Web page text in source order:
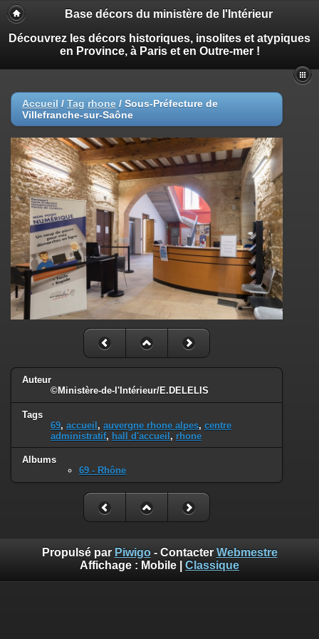
Base décors du ministère de l'Intérieur
Découvrez les décors historiques, insolites et atypiques
en Province, à Paris et en Outre-mer !
Accueil / Tag rhone / Sous-Préfecture de
Villefranche-sur-Saône
Auteur
©Ministère-de-l'Intérieur/E.DELELIS
Tags
69, accueil, auvergne rhone alpes, centre
administratif, hall d'accueil, rhone
Albums
69 - Rhône
Propulsé par Piwigo- Contacter Webmestre
Affichage : Mobile Classique